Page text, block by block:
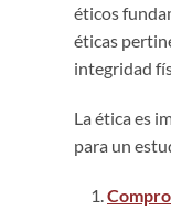
éticos
éticas
integridad
La ética es
para un